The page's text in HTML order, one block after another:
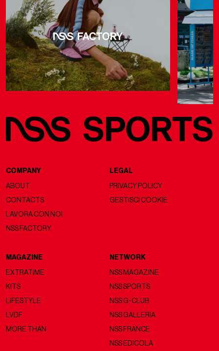
COMPANY
ABOUT
CONTACTS
LAVORA CON NOI
NSS FACTORY
LEGAL
PRIVACY POLICY
GESTISCI COOKIE
MAGAZINE
EXTRATIME
KITS
LIFESTYLE
LVDF
MORE THAN
NETWORK
NSS MAGAZINE
NSS SPORTS
NSS G-CLUB
NSS GALLERIA
NSS FRANCE
NSS EDICOLA